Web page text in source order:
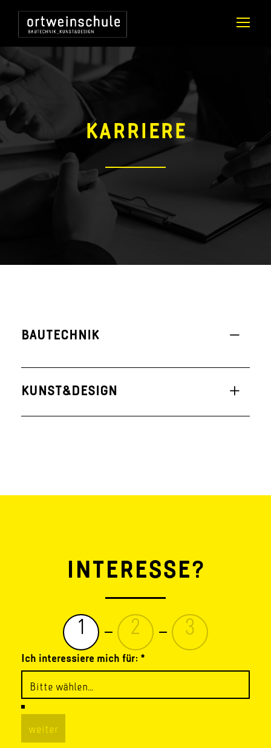
KARRIERE
BAUTECHNIK
KUNST&DESIGN
INTERESSE?
1 2 3
Ich interessiere mich für: *
weiter